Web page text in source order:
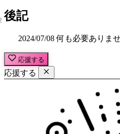
後記
2024/07/08 何も必要ありま
応援する
応援する